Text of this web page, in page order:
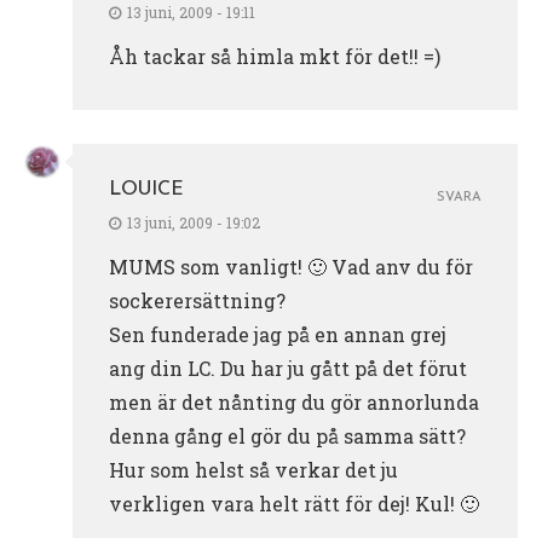
13 juni, 2009 - 19:11
Åh tackar så himla mkt för det!! =)
LOUICE
13 juni, 2009 - 19:02
MUMS som vanligt! 🙂 Vad anv du för
sockerersättning?
Sen funderade jag på en annan grej
ang din LC. Du har ju gått på det förut
men är det nånting du gör annorlunda
denna gång el gör du på samma sätt?
Hur som helst så verkar det ju
verkligen vara helt rätt för dej! Kul! 🙂
SVARA